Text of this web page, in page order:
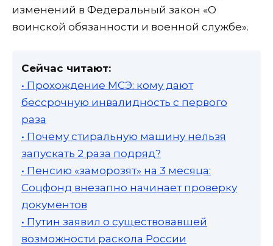
изменений в Федеральный закон «О
воинской обязанности и военной службе».
Сейчас читают:
• Прохождение МСЭ: кому дают
бессрочную инвалидность с первого
раза
• Почему стиральную машину нельзя
запускать 2 раза подряд?
• Пенсию «заморозят» на 3 месяца:
Соцфонд внезапно начинает проверку
документов
• Путин заявил о существовавшей
возможности раскола России